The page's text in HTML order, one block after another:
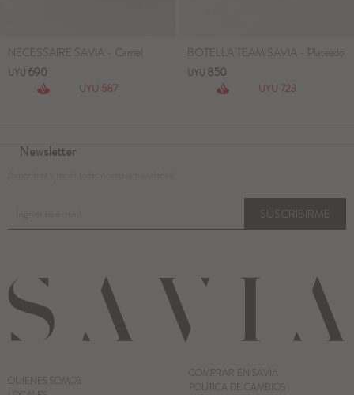
NECESSAIRE SAVIA - Camel
UYU 690
UYU 587
BOTELLA TEAM SAVIA - Plateado
UYU 850
UYU 723
Newsletter
SUSCRIBIRME
QUIENES SOMOS
COMPRAR EN SAVIA
POLÍTICA DE CAMBIOS